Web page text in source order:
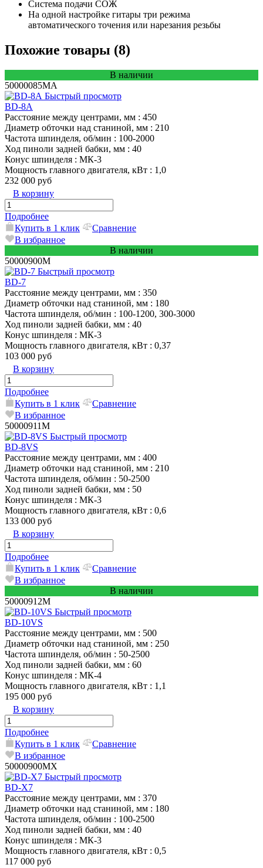
Система подачи СОЖ
На одной настройке гитары три режима
автоматического точения или нарезания резьбы
Похожие товары (8)
В наличии
50000085MA
Быстрый просмотр
BD-8A
Расстояние между центрами, мм : 450
Диаметр обточки над станиной, мм : 210
Частота шпинделя, об/мин : 100-2000
Ход пиноли задней бабки, мм : 40
Конус шпинделя : МК-3
Мощность главного двигателя, кВт : 1,0
232 000 руб
В корзину
Подробнее
Купить в 1 клик
Сравнение
В избранное
В наличии
50000900M
Быстрый просмотр
BD-7
Расстояние между центрами, мм : 350
Диаметр обточки над станиной, мм : 180
Частота шпинделя, об/мин : 100-1200, 300-3000
Ход пиноли задней бабки, мм : 40
Конус шпинделя : МК-3
Мощность главного двигателя, кВт : 0,37
103 000 руб
В корзину
Подробнее
Купить в 1 клик
Сравнение
В избранное
50000911M
Быстрый просмотр
BD-8VS
Расстояние между центрами, мм : 400
Диаметр обточки над станиной, мм : 210
Частота шпинделя, об/мин : 50-2500
Ход пиноли задней бабки, мм : 50
Конус шпинделя : МК-3
Мощность главного двигателя, кВт : 0,6
133 000 руб
В корзину
Подробнее
Купить в 1 клик
Сравнение
В избранное
В наличии
50000912M
Быстрый просмотр
BD-10VS
Расстояние между центрами, мм : 500
Диаметр обточки над станиной, мм : 250
Частота шпинделя, об/мин : 50-2500
Ход пиноли задней бабки, мм : 60
Конус шпинделя : МК-4
Мощность главного двигателя, кВт : 1,1
195 000 руб
В корзину
Подробнее
Купить в 1 клик
Сравнение
В избранное
50000900MX
Быстрый просмотр
BD-X7
Расстояние между центрами, мм : 370
Диаметр обточки над станиной, мм : 180
Частота шпинделя, об/мин : 100-2500
Ход пиноли задней бабки, мм : 40
Конус шпинделя : МК-3
Мощность главного двигателя, кВт : 0,5
117 000 руб